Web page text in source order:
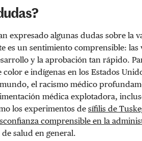
expresado algunas dudas sobre la
es un sentimiento comprensible: las
y la aprobación tan rápido.
color e indígenas en los Estados
el racismo médico
médica explotadora,
los experimentos de sífilis de
comprensible en la
de salud en general.